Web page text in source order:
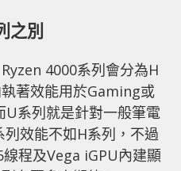
之別
4000系列會分為H
著效能用於Gaming或
系列就是針對一般筆電
效能不如H系列，不過
程及Vega iGPU內建顯